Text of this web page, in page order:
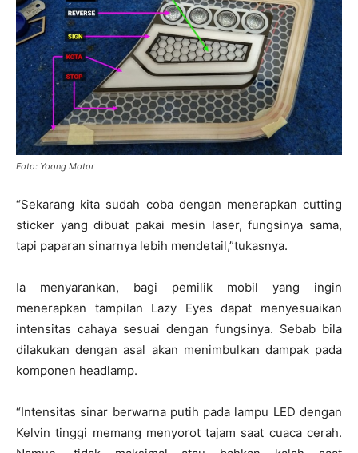
Foto: Yoong Motor
“Sekarang kita sudah coba dengan menerapkan cutting
sticker yang dibuat pakai mesin laser, fungsinya sama,
tapi paparan sinarnya lebih mendetail,”tukasnya.
Ia menyarankan, bagi pemilik mobil yang ingin
menerapkan tampilan Lazy Eyes dapat menyesuaikan
intensitas cahaya sesuai dengan fungsinya. Sebab bila
dilakukan dengan asal akan menimbulkan dampak pada
komponen headlamp.
“Intensitas sinar berwarna putih pada lampu LED dengan
Kelvin tinggi memang menyorot tajam saat cuaca cerah.